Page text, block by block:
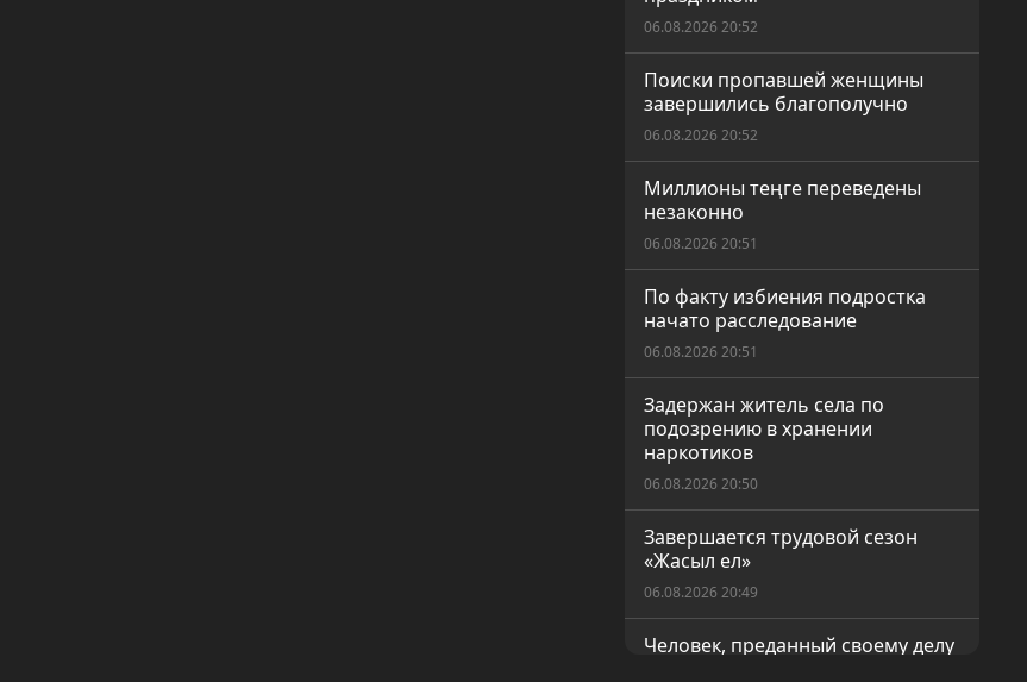
06.08.2026 20:52
Поиски пропавшей женщины
завершились благополучно
06.08.2026 20:52
Миллионы теңге переведены
незаконно
06.08.2026 20:51
По факту избиения подростка
начато расследование
06.08.2026 20:51
Задержан житель села по
подозрению в хранении
наркотиков
06.08.2026 20:50
Завершается трудовой сезон
«Жасыл ел»
06.08.2026 20:49
Человек, преданный своему делу